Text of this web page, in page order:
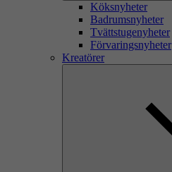
Köksnyheter
Badrumsnyheter
Tvättstugenyheter
Förvaringsnyheter
Kreatörer